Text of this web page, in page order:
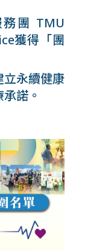
團 TMU
獲得「團
立永續健康
諾。